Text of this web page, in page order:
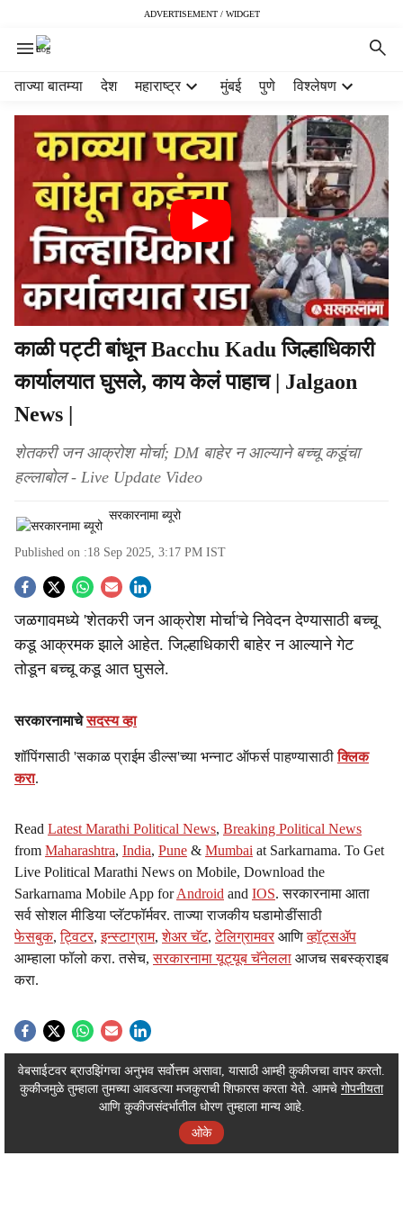
ADVERTISEMENT / WIDGET
ताज्या बातम्या देश महाराष्ट्र मुंबई पुणे विश्लेषण
काळी पट्टी बांधून Bacchu Kadu जिल्हाधिकारी
कार्यालयात घुसले, काय केलं पाहाच | Jalgaon
News |
शेतकरी जन आक्रोश मोर्चा; DM बाहेर न आल्याने बच्चू कडूंचा
हल्लाबोल - Live Update Video
सरकारनामा ब्यूरो
Published on :18 Sep 2025, 3:17 PM IST
S
o
c
l
h
a
r
e
जळगावमध्ये 'शेतकरी जन आक्रोश मोर्चा'चे निवेदन देण्यासाठी बच्चू
कडू आक्रमक झाले आहेत. जिल्हाधिकारी बाहेर न आल्याने गेट
तोडून बच्चू कडू आत घुसले.
सरकारनामाचेसदस्य व्हा
शॉपिंगसाठी 'सकाळ प्राईम डील्स'च्या भन्नाट ऑफर्स पाहण्यासाठीक्लिक
करा.
Read Latest Marathi Political News, Breaking Political News
from Maharashtra, India, Pune & Mumbai at Sarkarnama. To Get
Live Political Marathi News on Mobile, Download the
Sarkarnama Mobile App forAndroid and IOS. सरकारनामा आता
सर्व सोशल मीडिया प्लॅटफॉर्मवर. ताज्या राजकीय घडामोडींसाठी
फेसबुक,ट्विटर,इन्स्टाग्राम,शेअर चॅट,टेलिग्रामवर आणिव्हॉट्सॲप
आम्हाला फॉलो करा. तसेच,सरकारनामा यूट्यूब चॅनेलला आजच सबस्क्राइब
करा.
ADVERTISEMENT / WIDGET
ADVERTISEMENT / WIDGET
वेबसाईटवर ब्राउझिंगचा अनुभव सर्वोत्तम असावा, यासाठी आम्ही कुकीजचा वापर करतो.
कुकीजमुळे तुम्हाला तुमच्या आवडत्या मजकुराची शिफारस करता येते. आमचे गोपनीयता
आणि कुकीजसंदर्भातील धोरण तुम्हाला मान्य आहे.
ओके